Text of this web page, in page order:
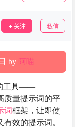
关注 私信
by 阿喵
工具——
质量提示词的平
词框架，让即使
效的提示词。